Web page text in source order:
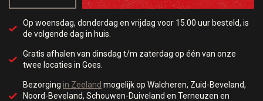
Op woensdag, donderdag en vrijdag voor 15.00 uur besteld, is
de volgende dag in huis.
Gratis afhalen van dinsdag t/m zaterdag op één van onze
twee locaties in Goes.
Bezorging in Zeeland mogelijk op Walcheren, Zuid-Beveland,
Noord-Beveland, Schouwen-Duiveland en Terneuzen en